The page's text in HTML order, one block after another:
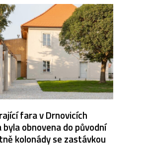
fara v Drnovicích
byla obnovena do původní
kolonády se zastávkou